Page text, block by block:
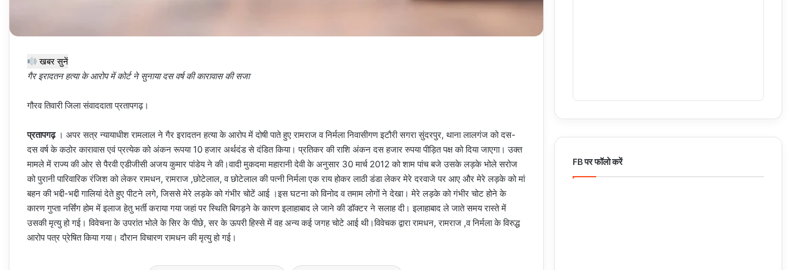
खबर सुनें
गैर इरादतन हत्या के आरोप में कोर्ट ने सुनाया दस वर्ष की कारावास की सजा
गौरव तिवारी जिला संवाददाता प्रतापगढ़।
प्रतापगढ़। अपर सत्र न्यायाधीश रामलाल ने गैर इरादतन हत्या के आरोप में दोषी पाते हुए रामराज व निर्मला निवासीगण इटौरी सगरा सुंदरपुर, थाना लालगंज को दस-
दस वर्ष के कठोर कारावास एवं प्रत्येक को अंकन रूपया 10 हजार अर्थदंड से दंडित किया। प्रतिकर की राशि अंकन दस हजार रुपया पीड़ित पक्ष को दिया जाएगा। उक्त
मामले में राज्य की ओर से पैरवी एडीजीसी अजय कुमार पांडेय ने की।वादी मुकदमा महारानी देवी के अनुसार 30 मार्च 2012 को शाम पांच बजे उसके लड़के भोले सरोज
को पुरानी पारिवारिक रंजिश को लेकर रामधन, रामराज ,छोटेलाल, व छोटेलाल की पत्नी निर्मला एक राय होकर लाठी डंडा लेकर मेरे दरवाजे पर आए और मेरे लड़के को मां
बहन की भद्दी-भद्दी गालियां देते हुए पीटने लगे, जिससे मेरे लड़के को गंभीर चोटें आई ।इस घटना को विनोद व तमाम लोगों ने देखा। मेरे लड़के को गंभीर चोट होने के
कारण गुप्ता नर्सिंग होम में इलाज हेतु भर्ती कराया गया जहां पर स्थिति बिगड़ने के कारण इलाहाबाद ले जाने की डॉक्टर ने सलाह दी। इलाहाबाद ले जाते समय रास्ते में
उसकी मृत्यु हो गई। विवेचना के उपरांत भोले के सिर के पीछे, सर के ऊपरी हिस्से में वह अन्य कई जगह चोटे आई थी।विवेचक द्वारा रामधन, रामराज ,व निर्मला के विरुद्ध
आरोप पत्र प्रेषित किया गया। दौरान विचारण रामधन की मृत्यु हो गई।
FB पर फॉलो करें